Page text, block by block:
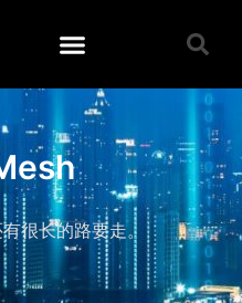
很长的路要走。